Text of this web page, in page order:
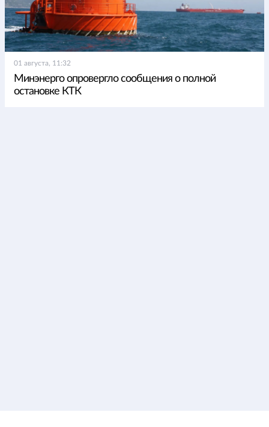
01 августа, 11:32
Минэнерго опровергло сообщения о полной
остановке КТК